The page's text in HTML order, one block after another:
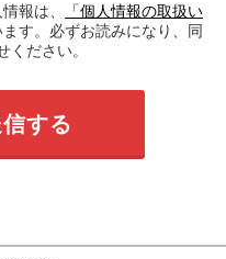
報は、
「個人情報の取扱い
す。必ずお読みになり、同
ください。